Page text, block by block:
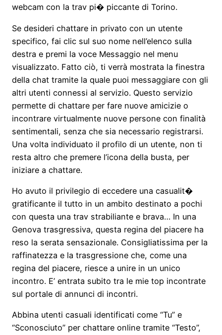
webcam con la trav pi� piccante di Torino.
Se desideri chattare in privato con un utente
specifico, fai clic sul suo nome nell’elenco sulla
destra e premi la voce Messaggio nel menu
visualizzato. Fatto ciò, ti verrà mostrata la finestra
della chat tramite la quale puoi messaggiare con gli
altri utenti connessi al servizio. Questo servizio
permette di chattare per fare nuove amicizie o
incontrare virtualmente nuove persone con finalità
sentimentali, senza che sia necessario registrarsi.
Una volta individuato il profilo di un utente, non ti
resta altro che premere l’icona della busta, per
iniziare a chattare.
Ho avuto il privilegio di eccedere una casualit�
gratificante il tutto in un ambito destinato a pochi
con questa una trav strabiliante e brava… In una
Genova trasgressiva, questa regina del piacere ha
reso la serata sensazionale. Consigliatissima per la
raffinatezza e la trasgressione che, come una
regina del piacere, riesce a unire in un unico
incontro. E’ entrata subito tra le mie top incontrate
sul portale di annunci di incontri.
Abbina utenti casuali identificati come “Tu” e
“Sconosciuto” per chattare online tramite “Testo”,